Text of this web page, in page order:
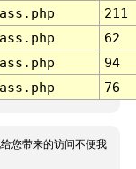
211
62
94
76
您带来的访问不便我